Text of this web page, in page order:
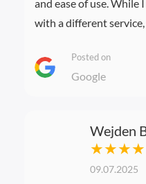
and ease of use. While
with a different
Posted on
Google
Wejden
09.07.2025